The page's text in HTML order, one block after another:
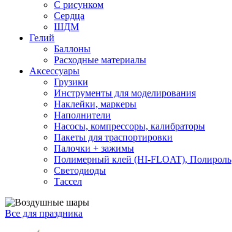
С рисунком
Сердца
ШДМ
Гелий
Баллоны
Расходные материалы
Аксессуары
Грузики
Инструменты для моделирования
Наклейки, маркеры
Наполнители
Насосы, компрессоры, калибраторы
Пакеты для траспортировки
Палочки + зажимы
Полимерный клей (HI-FLOAT), Полироль
Светодиоды
Тассел
Все для праздника